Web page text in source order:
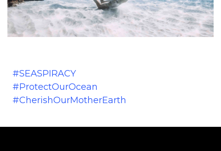
#SEASPIRACY
#ProtectOurOcean
#CherishOurMotherEarth